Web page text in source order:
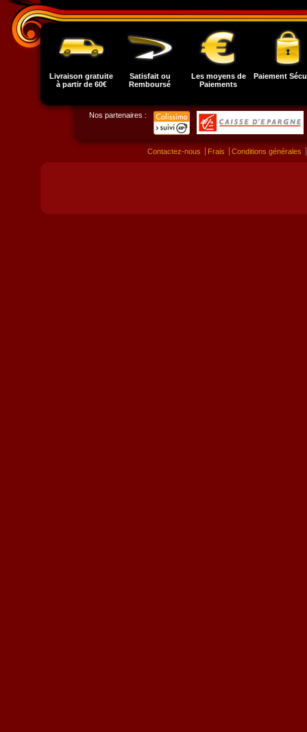
Livraison gratuite
à partir de 60€
Satisfait ou
Remboursé
Les moyens de
Paiements
Paiement
Nos partenaires :
Contactez-nous Frais Conditions générales